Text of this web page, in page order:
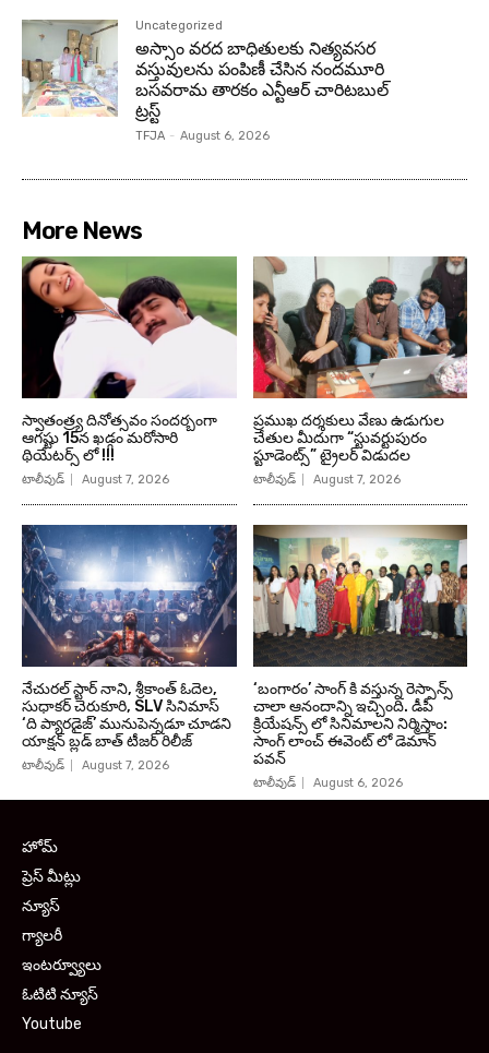
Uncategorized
అస్సాం వరద బాధితులకు నిత్యవసర
వస్తువులను పంపిణీ చేసిన నందమూరి
బసవరామ తారకం ఎన్టీఆర్ చారిటబుల్
ట్రస్ట్
TFJA - August 6, 2026
More News
స్వాతంత్ర్య దినోత్సవం సందర్బంగా
ఆగష్టు 15న ఖడ్గం మరోసారి
థియేటర్స్ లో !!!
టాలీవుడ్ August 7, 2026
ప్రముఖ దర్శకులు వేణు ఉడుగుల
చేతుల మీదుగా “స్టువర్టుపురం
స్టూడెంట్స్” ట్రైలర్ విడుదల
టాలీవుడ్ August 7, 2026
నేచురల్ స్టార్ నాని, శ్రీకాంత్ ఓదెల,
సుధాకర్ చెరుకూరి, SLV సినిమాస్
‘ది ప్యారడైజ్’ మునుపెన్నడూ చూడని
యాక్షన్ బ్లడ్ బాత్ టీజర్ రిలీజ్
టాలీవుడ్ August 7, 2026
‘బంగారం’ సాంగ్ కి వస్తున్న రెస్పాన్స్
చాలా ఆనందాన్ని ఇచ్చింది. డీపీ
క్రియేషన్స్ లో సినిమాలని నిర్మిస్తాం:
సాంగ్ లాంచ్ ఈవెంట్ లో డెమాన్
పవన్
టాలీవుడ్ August 6, 2026
హోమ్
ప్రెస్ మీట్లు
న్యూస్
గ్యాలరీ
ఇంటర్వ్యూలు
ఓటిటి న్యూస్
Youtube